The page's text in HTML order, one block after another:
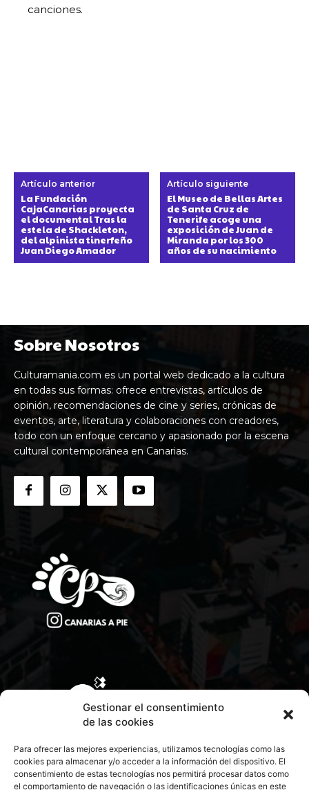
Gestionar el consentimiento
de las cookies
Para ofrecer las mejores experiencias, utilizamos tecnologías como las
cookies para almacenar y/o acceder a la información del dispositivo. El
consentimiento de estas tecnologías nos permitirá procesar datos como
el comportamiento de navegación o las identificaciones únicas en este
canciones.
Artículo anterior
La Fundación
CajaCanarias proyecta
el documental Tras la
estela de Shackleton,
del alpinista tinerfeño
Juan Diego Amador
Artículo siguiente
El Museo de Bellas Artes
de Santa Cruz de
Tenerife acoge una
exposición de Juan de
Miranda por los 300
años de su nacimiento
Sobre Nosotros
Culturamania.com es un portal web dedicado a la cultura
en todas sus formas: ofrece entrevistas, artículos de
opinión, recomendaciones de cine y series, crónicas de
eventos, arte, literatura y colaboraciones con creadores,
todo con un enfoque cercano y apasionado por la escena
cultural contemporánea en Canarias.